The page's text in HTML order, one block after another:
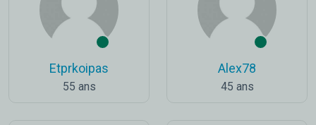
Etprkoipas
55 ans
Alex78
45 ans